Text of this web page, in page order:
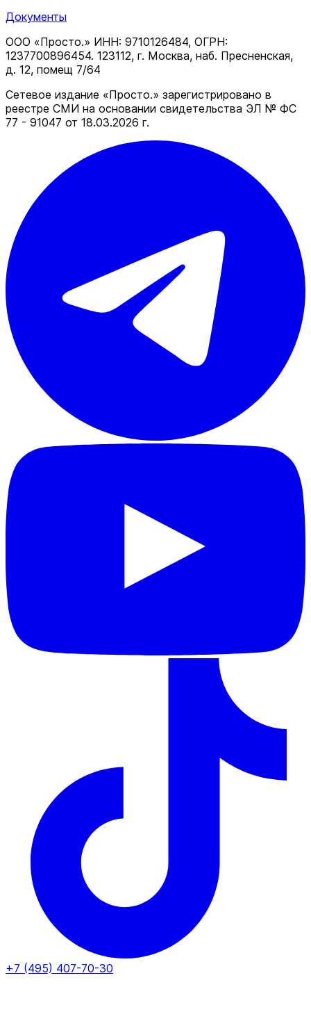
Документы
ООО «Просто.» ИНН: 9710126484, ОГРН:
1237700896454. 123112, г. Москва, наб. Пресненская,
д. 12, помещ 7/64
Сетевое издание «Просто.» зарегистрировано в
реестре СМИ на основании свидетельства ЭЛ № ФС
77 - 91047 от 18.03.2026 г.
+7 (495) 407-70-30